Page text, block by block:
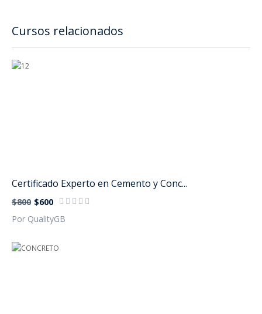
Cursos relacionados
Certificado Experto en Cemento y Conc...
$800 $600
Por QualityGB